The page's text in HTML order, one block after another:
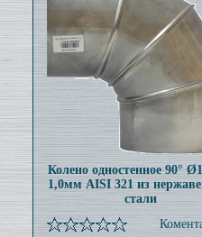
Колено одностенное 90°
1,0мм AISI 321 из
стали